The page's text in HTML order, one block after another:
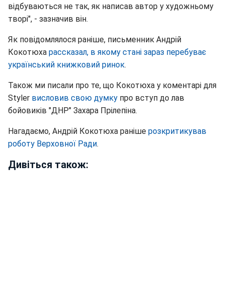
відбуваються не так, як написав автор у художньому
творі", - зазначив він.
Як повідомлялося раніше, письменник Андрій
Кокотюха рассказал, в якому стані зараз перебуває
український книжковий ринок.
Також ми писали про те, що Кокотюха у коментарі для
Styler висловив свою думку про вступ до лав
бойовиків "ДНР" Захара Прілепіна.
Нагадаємо, Андрій Кокотюха раніше розкритикував
роботу Верховної Ради.
Дивіться також: